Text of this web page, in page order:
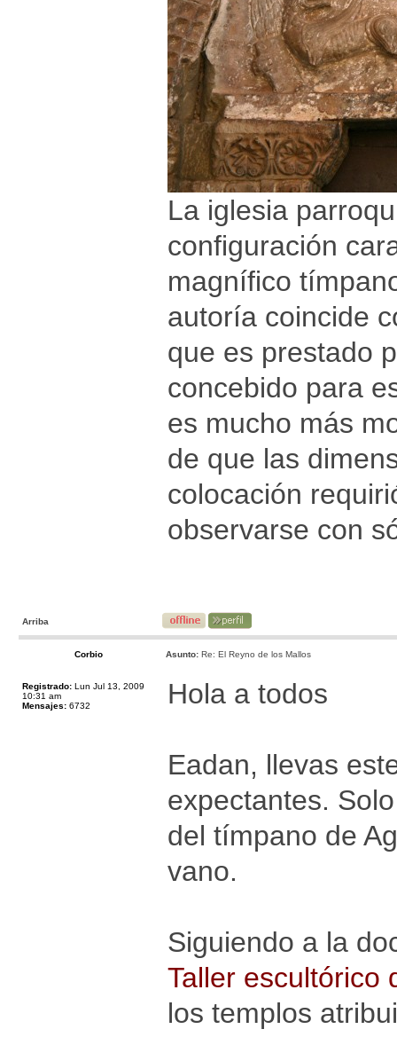
La iglesia
configuración
magnífico
autoría coincide
que es prestado
concebido para
es mucho más
de que las
colocación
observarse con
Arriba
Corbio Asunto: Re: El Reyno de los Mallos
Registrado: Lun Jul 13, 2009
10:31 am
Mensajes: 6732 Hola a todos
Eadan, llevas
expectantes.
del tímpano de
vano.
Siguiendo a la
Taller escultórico
los templos